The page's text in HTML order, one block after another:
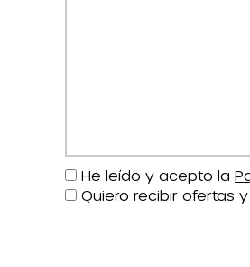
He leído y acepto la
Quiero recibir ofertas